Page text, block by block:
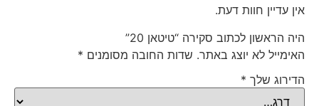
אין עדיין חוות דעת.
היה הראשון לכתוב סקירה “טיטאן 20”
האימייל לא יוצג באתר. שדות החובה מסומנים *
הדירוג שלך *